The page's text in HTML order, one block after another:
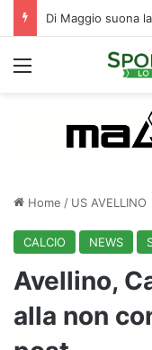
Menu
Home / US AVELLINO
CALCIO NEWS
Avellino,
alla non